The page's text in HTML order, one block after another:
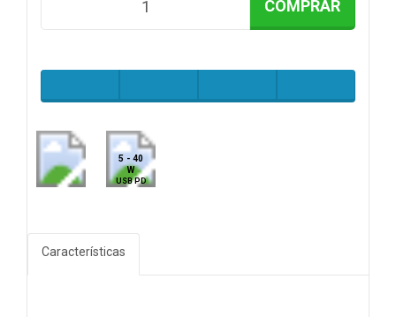
COMPRAR
5 - 40
W
USB PD
Características